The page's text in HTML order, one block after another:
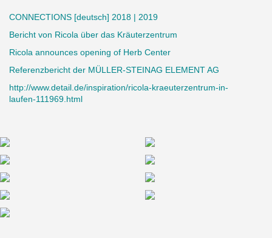
CONNECTIONS [deutsch] 2018 | 2019
Bericht von Ricola über das Kräuterzentrum
Ricola announces opening of Herb Center
Referenzbericht der MÜLLER-STEINAG ELEMENT AG
http://www.detail.de/inspiration/ricola-kraeuterzentrum-in-
laufen-111969.html